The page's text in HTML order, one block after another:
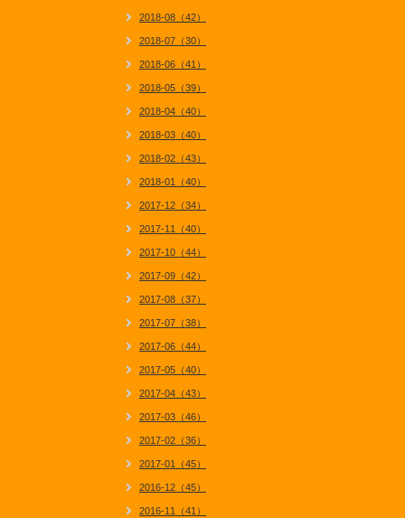
2018-08（42）
2018-07（30）
2018-06（41）
2018-05（39）
2018-04（40）
2018-03（40）
2018-02（43）
2018-01（40）
2017-12（34）
2017-11（40）
2017-10（44）
2017-09（42）
2017-08（37）
2017-07（38）
2017-06（44）
2017-05（40）
2017-04（43）
2017-03（46）
2017-02（36）
2017-01（45）
2016-12（45）
2016-11（41）